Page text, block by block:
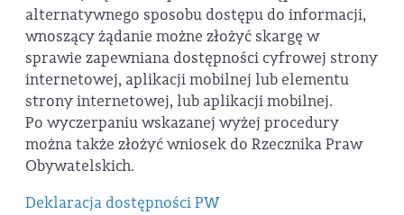
alternatywnego sposobu dostępu do informacji,
wnoszący żądanie możne złożyć skargę w
sprawie zapewniana dostępności cyfrowej strony
internetowej, aplikacji mobilnej lub elementu
strony internetowej, lub aplikacji mobilnej.
Po wyczerpaniu wskazanej wyżej procedury
można także złożyć wniosek do Rzecznika Praw
Obywatelskich.
Deklaracja dostępności PW